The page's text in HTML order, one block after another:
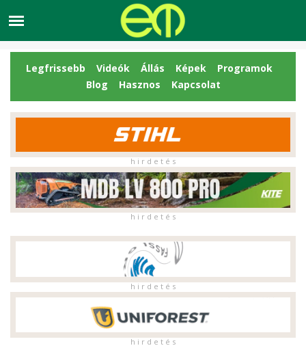
Legfrissebb Videók Állás Képek
Programok
Blog
Hasznos Kapcsolat
h i r d e t é s
h i r d e t é s
h i r d e t é s
h i r d e t é s